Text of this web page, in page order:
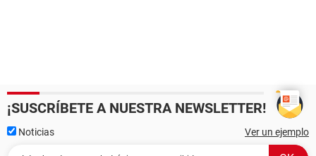
¡SUSCRÍBETE A NUESTRA NEWSLETTER!
Noticias Ver un ejemplo